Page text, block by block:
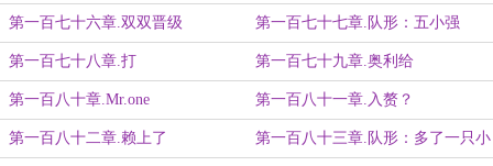
第一百七十六章.双双晋级 第一百七十七章.队形：五小强
第一百七十八章.打 第一百七十九章.奥利给
第一百八十章.Mr.one 第一百八十一章.入赘？
第一百八十二章.赖上了 第一百八十三章.队形：多了一只小